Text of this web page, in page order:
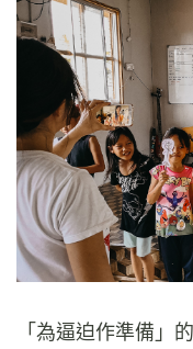
「為逼迫作準備」